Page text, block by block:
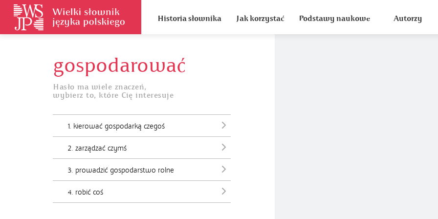
Historia słownika Jak korzystać Podstawy naukowe Autorzy
gospodarować
Hasło ma wiele znaczeń,
wybierz to, które Cię interesuje
1. kierować gospodarką czegoś
2. zarządzać czymś
3. prowadzić gospodarstwo rolne
4. robić coś